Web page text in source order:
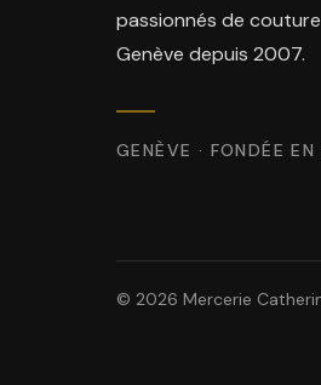
passionnés de
Genève depuis 2007.
GENÈVE · FONDÉE
© 2026 Mercerie